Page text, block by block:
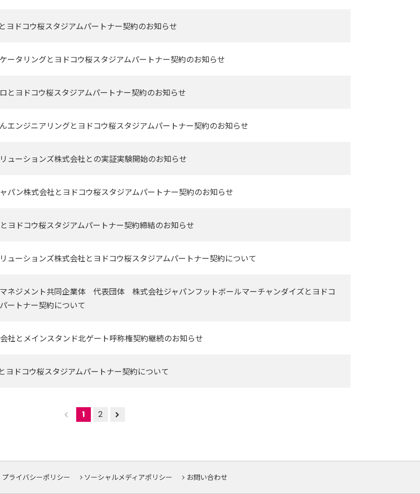
ヨドコウ桜スタジアムパートナー契約のお知らせ
ータリングとヨドコウ桜スタジアムパートナー契約のお知らせ
とヨドコウ桜スタジアムパートナー契約のお知らせ
エンジニアリングとヨドコウ桜スタジアムパートナー契約のお知らせ
ューションズ株式会社との実証実験開始のお知らせ
パン株式会社とヨドコウ桜スタジアムパートナー契約のお知らせ
ヨドコウ桜スタジアムパートナー契約締結のお知らせ
ューションズ株式会社とヨドコウ桜スタジアムパートナー契約について
ネジメント共同企業体 代表団体 株式会社ジャパンフットボールマーチャンダイズとヨドコ
ートナー契約について
社とメインスタンド北ゲート呼称権契約継続のお知らせ
ヨドコウ桜スタジアムパートナー契約について
1 2
プライバシーポリシー ソーシャルメディアポリシー お問い合わせ